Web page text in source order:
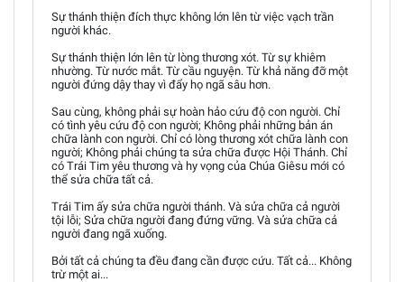
Sự thánh thiện đích thực không lớn lên từ việc vạch trần
người khác.
Sự thánh thiện lớn lên từ lòng thương xót. Từ sự khiêm
nhường. Từ nước mắt. Từ cầu nguyện. Từ khả năng đỡ một
người đứng dậy thay vì đẩy họ ngã sâu hơn.
Sau cùng, không phải sự hoàn hảo cứu độ con người. Chỉ
có tình yêu cứu độ con người; Không phải những bản án
chữa lành con người. Chỉ có lòng thương xót chữa lành con
người; Không phải chúng ta sửa chữa được Hội Thánh. Chỉ
có Trái Tim yêu thương và hy vọng của Chúa Giêsu mới có
thể sửa chữa tất cả.
Trái Tim ấy sửa chữa người thánh. Và sửa chữa cả người
tội lỗi; Sửa chữa người đang đứng vững. Và sửa chữa cả
người đang ngã xuống.
Bởi tất cả chúng ta đều đang cần được cứu. Tất cả... Không
trừ một ai...